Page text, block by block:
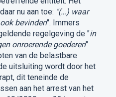
nu aan toe: "(…) waar
bevinden". Immers
regelgeving de "in
onroerende goederen"
van de belastbare
uitsluiting wordt door het
dit teneinde de
aan het arrest van het